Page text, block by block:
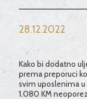
28.12.2022
Kako bi dodatno
prema preporuci
svim uposlenima u
1.080 KM